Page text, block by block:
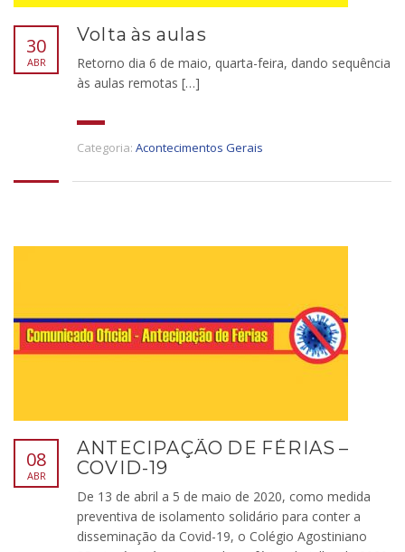
30
ABR
Volta às aulas
Retorno dia 6 de maio, quarta-feira, dando sequência
às aulas remotas […]
Categoria: Acontecimentos Gerais
08
ABR
ANTECIPAÇÃO DE FÉRIAS –
COVID-19
De 13 de abril a 5 de maio de 2020, como medida
preventiva de isolamento solidário para conter a
disseminação da Covid-19, o Colégio Agostiniano